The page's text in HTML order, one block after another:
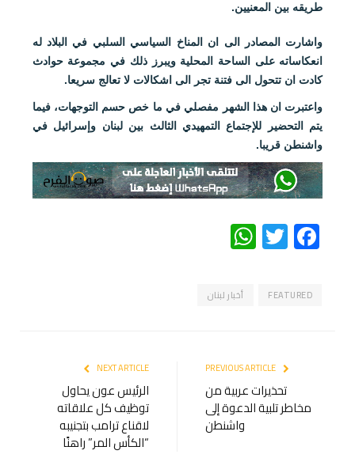
طريقه بين المعنيين.
واشارت المصادر الى ان المناخ السياسي السلبي في البلاد له
انعكاساته على الساحة المحلية ويبرز ذلك في مجموعة حوادث
كادت ان تتحول الى فتنة تجر الى اشكالات لا تعالج سريعا.
واعتبرت ان هذا الشهر مفصلي في ما خص حسم التوجهات، فيما
يتم التحضير للإجتماع التمهيدي الثالث بين لبنان وإسرائيل في
واشنطن قريبا.
Facebook
Twitter
WhatsApp
FEATURED أخبار لبنان
تحذيرات عربية من
مخاطر تلبية الدعوة إلى
واشنطن
NEXT ARTICLE
الرئيس عون يحاول
توظيف كل علاقاته
لاقناع ترامب بتجنيبه
“الكأس المر” راهنًا